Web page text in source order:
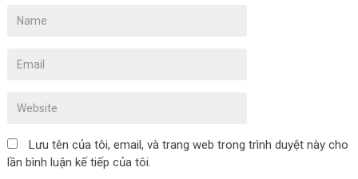
Lưu tên của tôi, email, và trang web trong trình duyệt này cho
lần bình luận kế tiếp của tôi.